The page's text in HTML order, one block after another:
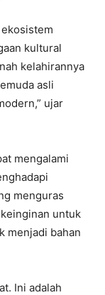
kultural
kelahirannya
asli
ujar
mengalami
menguras
untuk
menjadi bahan
Ini adalah